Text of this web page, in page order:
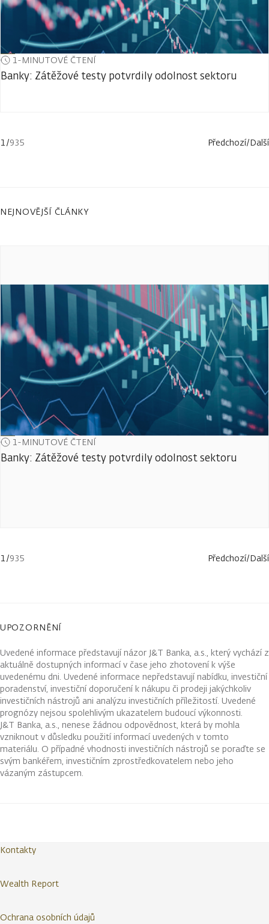
1-MINUTOVÉ ČTENÍ
Banky: Zátěžové testy potvrdily odolnost sektoru
1/935 Předchozí/Další
NEJNOVĚJŠÍ ČLÁNKY
1-MINUTOVÉ ČTENÍ
Banky: Zátěžové testy potvrdily odolnost sektoru
1/935 Předchozí/Další
UPOZORNĚNÍ
Uvedené informace představují názor J&T Banka, a.s., který vychází z
aktuálně dostupných informací v čase jeho zhotovení k výše
uvedenému dni. Uvedené informace nepředstavují nabídku, investiční
poradenství, investiční doporučení k nákupu či prodeji jakýchkoliv
investičních nástrojů ani analýzu investičních příležitostí. Uvedené
prognózy nejsou spolehlivým ukazatelem budoucí výkonnosti.
J&T Banka, a.s., nenese žádnou odpovědnost, která by mohla
vzniknout v důsledku použití informací uvedených v tomto
materiálu. O případné vhodnosti investičních nástrojů se poraďte se
svým bankéřem, investičním zprostředkovatelem nebo jeho
vázaným zástupcem.
Kontakty
Wealth Report
Ochrana osobních údajů